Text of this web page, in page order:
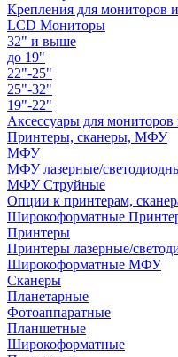
Крепления для мониторов
LCD Мониторы
32" и выше
до 19"
22"-25"
25"-32"
19"-22"
Аксессуары для мониторов
Принтеры, сканеры, МФУ
МФУ
МФУ лазерные/
МФУ Струйные
Опции к принтерам,
Широкоформатные
Принтеры
Принтеры лазерные/
Широкоформатные МФУ
Сканеры
Планетарные
Фотоаппаратные
Планшетные
Широкоформатные